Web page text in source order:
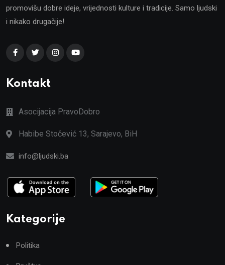
promovišu dobre ideje, vrijednosti kulture i tradicije. Samo ljudski
i nikako drugačije!
Kontakt
Asocijacija PravoDobro
Habibe Stočević 13, Sarajevo, BiH
info@ljudski.ba
Kategorije
Politika